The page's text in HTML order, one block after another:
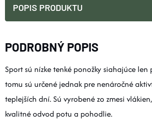
POPIS PRODUKTU
PODROBNÝ POPIS
Sport sú nízke tenké ponožky siahajúce len
tomu sú určené jednak pre nenáročné
teplejších dní. Sú vyrobené zo zmesi
kvalitné odvod potu a pohodlie.